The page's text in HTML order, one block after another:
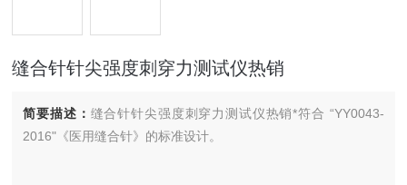
缝合针针尖强度刺穿力测试仪热销
简要描述： 缝合针针尖强度刺穿力测试仪热销*符合 “YY0043-
2016"《医用缝合针》的标准设计。